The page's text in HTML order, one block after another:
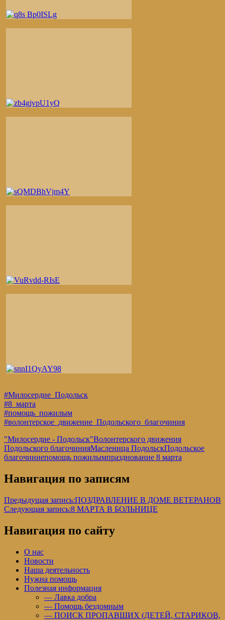
#Милосердие_Подольск
#8_марта
#помощь_пожилым
#волонтерское_движение_Подольского_благочиния
"Милосердие - Подольск"Волонтерского движения
Подольского благочинияМасленица ПодольскПодольское
благочиниепомощь пожилымпразднование 8 марта
Навигация по записям
Предыдущая запись:ПОЗДРАВЛЕНИЕ В ДОМЕ ВЕТЕРАНОВ
Следующая запись:8 МАРТА В БОЛЬНИЦЕ
Навигация по сайту
О нас
Новости
Наша деятельность
Нужна помощь
Полезная информация
— Лавка добра
— Помощь бездомным
— ПОИСК ПРОПАВШИХ (ДЕТЕЙ, СТАРИКОВ,